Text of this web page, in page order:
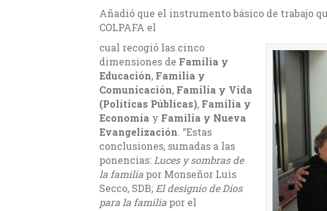
Añadió que el instrumento básico de trabajo
COLPAFA el
cual recogió las cinco
dimensiones de Familia y
Educación, Familia y
Comunicación, Familia y Vida
(Políticas Públicas), Familia y
Economía y Familia y Nueva
Evangelización. “Estas
conclusiones, sumadas a las
ponencias: Luces y sombras de
la familia por Monseñor Luis
Secco, SDB; El designio de Dios
para la familia por el